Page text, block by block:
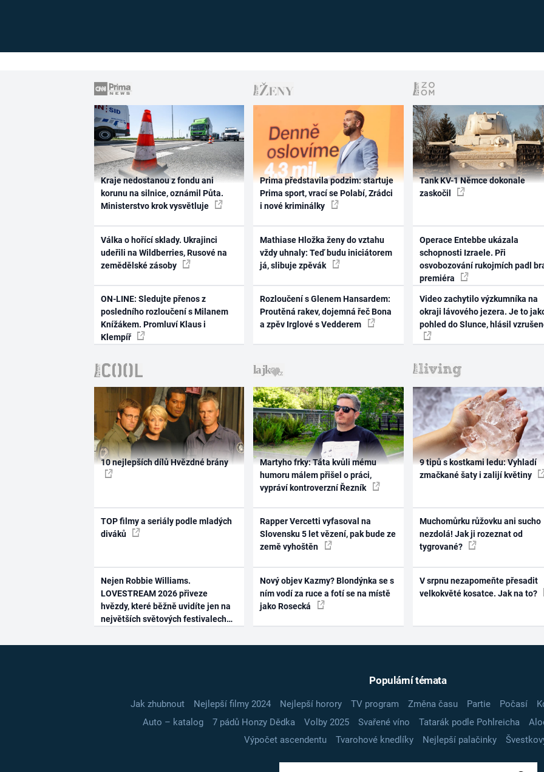
Kraje nedostanou z fondu ani
korunu na silnice, oznámil Půta.
Ministerstvo krok vysvětluje
Válka o hořící sklady. Ukrajinci
udeřili na Wildberries, Rusové na
zemědělské zásoby
ON-LINE: Sledujte přenos z
posledního rozloučení s Milanem
Knížákem. Promluví Klaus i
Klempíř
Prima představila podzim: startuje
Prima sport, vrací se Polabí, Zrádci
i nové kriminálky
Mathiase Hložka ženy do vztahu
vždy uhnaly: Teď budu iniciátorem
já, slibuje zpěvák
Rozloučení s Glenem Hansardem:
Proutěná rakev, dojemná řeč Bona
a zpěv Irglové s Vedderem
Tank KV-1 Němce dokonale
zaskočil
Operace Entebbe ukázala
schopnosti Izraele. Při
osvobozování rukojmích padl
premiéra
Video zachytilo výzkumníka na
okraji lávového jezera. Je to
pohled do Slunce, hlásil
10 nejlepších dílů Hvězdné brány
TOP filmy a seriály podle mladých
diváků
Nejen Robbie Williams.
LOVESTREAM 2026 přiveze
hvězdy, které běžně uvidíte jen na
největších světových festivalech
Martyho frky: Táta kvůli mému
humoru málem přišel o práci,
vypráví kontroverzní Řezník
Rapper Vercetti vyfasoval na
Slovensku 5 let vězení, pak bude ze
země vyhoštěn
Nový objev Kazmy? Blondýnka se s
ním vodí za ruce a fotí se na místě
jako Rosecká
9 tipů s kostkami ledu: Vyhladí
zmačkané šaty i zalijí květiny
Muchomůrku růžovku ani sucho
nezdolá! Jak ji rozeznat od
tygrované?
V srpnu nezapomeňte přesadit
velkokvěté kosatce. Jak na to?
Populární témata
Jak zhubnout Nejlepší filmy 2024 Nejlepší horory TV program Změna času Partie Počasí
Auto – katalog
7 pádů Honzy Dědka Volby 2025 Svařené víno Tatarák podle Pohlreicha
Výpočet ascendentu
Tvarohové knedlíky Nejlepší palačinky